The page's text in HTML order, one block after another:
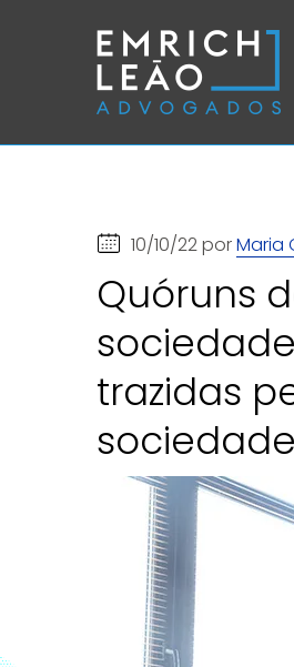
10/10/22 porMaria
Quóruns
trazidas